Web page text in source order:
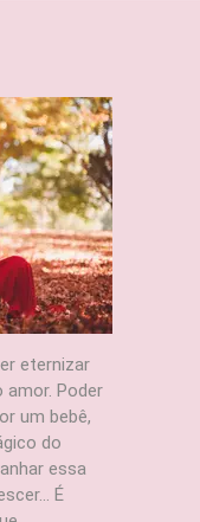
eternizar
Poder
um bebê,
do
essa
É